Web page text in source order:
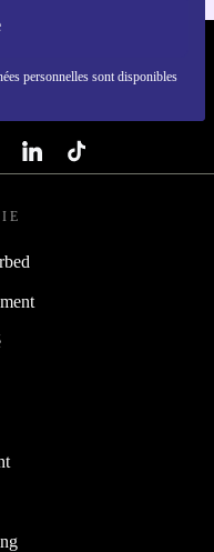
personnelles sont disponibles